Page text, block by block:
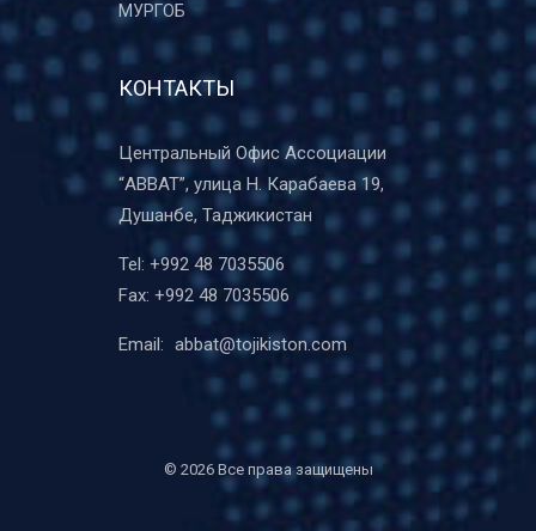
МУРГОБ
КОНТАКТЫ
Центральный Офис Ассоциации
“ABBAT”, улица Н. Карабаева 19,
Душанбе, Таджикистан
Tel: +992 48 7035506
Fax: +992 48 7035506
Email: abbat@tojikiston.com
© 2026 Все права защищены